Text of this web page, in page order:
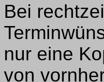
Bei
nur eine
von